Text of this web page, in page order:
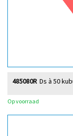
Ds à 50
485080R
Op voorraad